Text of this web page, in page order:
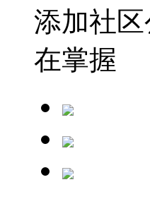
添加社
在掌握